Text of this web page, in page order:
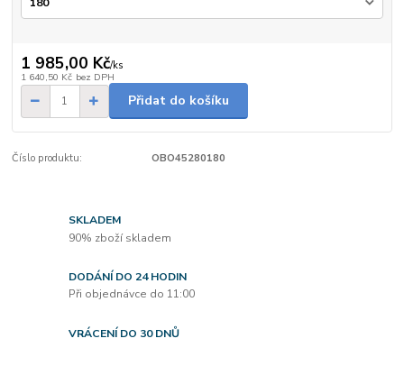
1 985,00 Kč/ks
1 640,50 Kč bez DPH
Přidat do košíku
Číslo produktu: OBO45280180
SKLADEM
90% zboží skladem
DODÁNÍ DO 24 HODIN
Při objednávce do 11:00
VRÁCENÍ DO 30 DNŮ